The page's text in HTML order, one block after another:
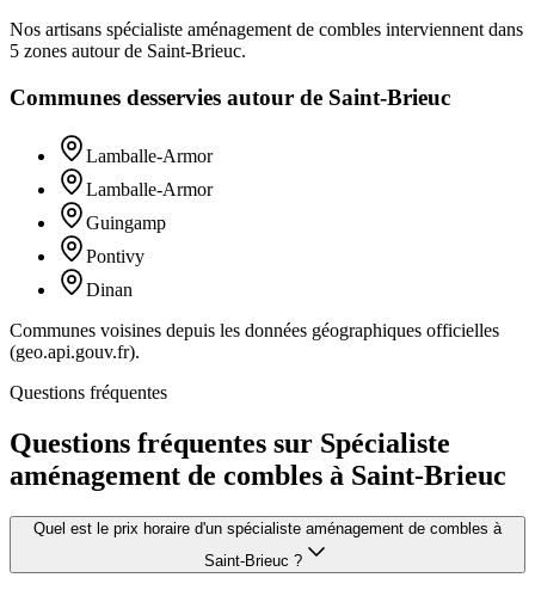
Nos artisans spécialiste aménagement de combles interviennent dans
5 zones autour de Saint-Brieuc.
Communes desservies autour de Saint-Brieuc
Lamballe-Armor
Lamballe-Armor
Guingamp
Pontivy
Dinan
Communes voisines depuis les données géographiques officielles
(geo.api.gouv.fr).
Questions fréquentes
Questions fréquentes sur Spécialiste
aménagement de combles à Saint-Brieuc
Quel est le prix horaire d'un spécialiste aménagement de combles à
Saint-Brieuc ?